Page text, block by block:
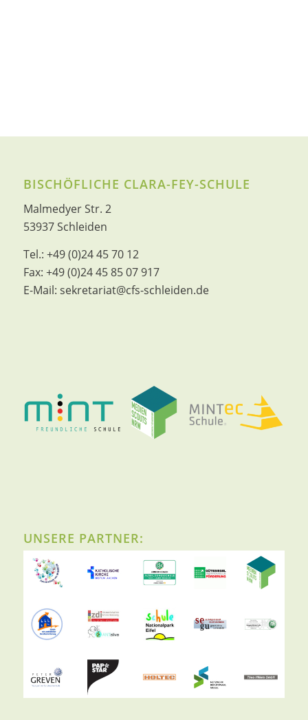
BISCHÖFLICHE CLARA-FEY-SCHULE
Malmedyer Str. 2
53937 Schleiden
Tel.: +49 (0)24 45 70 12
Fax: +49 (0)24 45 85 07 917
E-Mail: sekretariat@cfs-schleiden.de
UNSERE PARTNER: